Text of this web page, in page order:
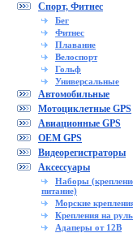
Спорт, Фитнес
Бег
Фитнес
Плавание
Велоспорт
Гольф
Универсальные
Автомобильные
Мотоциклетные GPS
Авиационные GPS
OEM GPS
Видеорегистраторы
Аксессуары
Наборы
питание)
Морские
Крепления на руль
Адаперы от 12В